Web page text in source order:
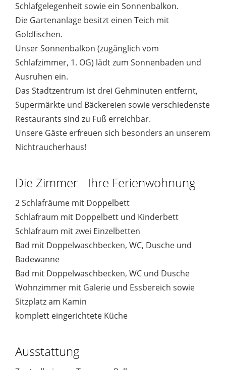
Schlafgelegenheit sowie ein Sonnenbalkon.
Die Gartenanlage besitzt einen Teich mit
Goldfischen.
Unser Sonnenbalkon (zugänglich vom
Schlafzimmer, 1. OG) lädt zum Sonnenbaden und
Ausruhen ein.
Das Stadtzentrum ist drei Gehminuten entfernt,
Supermärkte und Bäckereien sowie verschiedenste
Restaurants sind zu Fuß erreichbar.
Unsere Gäste erfreuen sich besonders an unserem
Nichtraucherhaus!
Die Zimmer - Ihre Ferienwohnung
2 Schlafräume mit Doppelbett
Schlafraum mit Doppelbett und Kinderbett
Schlafraum mit zwei Einzelbetten
Bad mit Doppelwaschbecken, WC, Dusche und
Badewanne
Bad mit Doppelwaschbecken, WC und Dusche
Wohnzimmer mit Galerie und Essbereich sowie
Sitzplatz am Kamin
komplett eingerichtete Küche
Ausstattung